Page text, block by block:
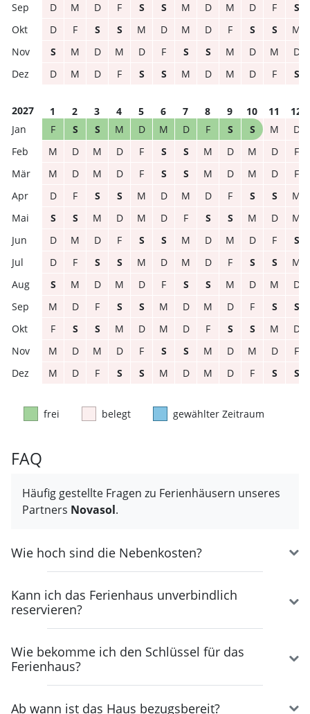
D
M D F S S M D M D F
S
D
F S S M D M D F S S
M
S
M D M D F S S M D M
D
D
M D F S S M D M D F S
2027 1 2 3 4 5 6 7 8 9 10 11
12
F
S S M D M D F S S M
D
M
D M D F S S M D M D
F
M
D M D F S S M D M D
F
D
F S S M D M D F S S
M
S
S M D M D F S S M D
M
D
M D F S S M D M D F
S
D
F S S M D M D F S S
M
S
M D M D F S S M D M
D
M
D F S S M D M D F S
S
F
S S M D M D F S S M
D
M
D M D F S S M D M D
F
M
D F S S M D M D F S S
frei belegt gewählter Zeitraum
FAQ
Häufig gestellte Fragen zu Ferienhäusern unseres
Partners Novasol.
Wie hoch sind die Nebenkosten?
Kann ich das Ferienhaus unverbindlich
reservieren?
Wie bekomme ich den Schlüssel für das
Ferienhaus?
Ab wann ist das Haus bezugsbereit?